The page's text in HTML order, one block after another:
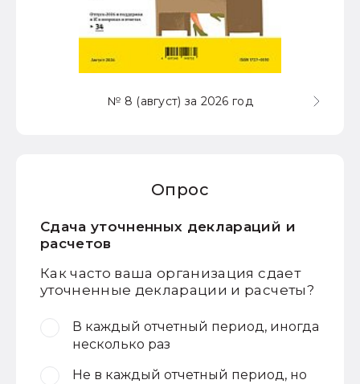
№ 8 (август) за 2026 год
Опрос
Сдача уточненных деклараций и
расчетов
Как часто ваша организация сдает
уточненные декларации и расчеты?
В каждый отчетный период, иногда
несколько раз
Не в каждый отчетный период, но